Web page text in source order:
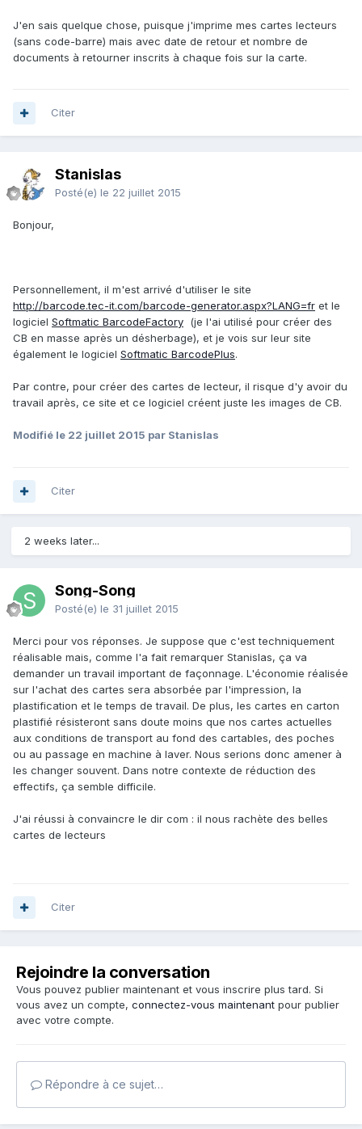
J'en sais quelque chose, puisque j'imprime mes cartes lecteurs
(sans code-barre) mais avec date de retour et nombre de
documents à retourner inscrits à chaque fois sur la carte.
Citer
Stanislas
Posté(e) le 22 juillet 2015
Bonjour,
Personnellement, il m'est arrivé d'utiliser le site
http://barcode.tec-it.com/barcode-generator.aspx?LANG=fr et le
logiciel Softmatic BarcodeFactory (je l'ai utilisé pour créer des
CB en masse après un désherbage), et je vois sur leur site
également le logiciel Softmatic BarcodePlus.
Par contre, pour créer des cartes de lecteur, il risque d'y avoir du
travail après, ce site et ce logiciel créent juste les images de CB.
Modifié le 22 juillet 2015 par Stanislas
Citer
2 weeks later...
Song-Song
Posté(e) le 31 juillet 2015
Merci pour vos réponses. Je suppose que c'est techniquement
réalisable mais, comme l'a fait remarquer Stanislas, ça va
demander un travail important de façonnage. L'économie réalisée
sur l'achat des cartes sera absorbée par l'impression, la
plastification et le temps de travail. De plus, les cartes en carton
plastifié résisteront sans doute moins que nos cartes actuelles
aux conditions de transport au fond des cartables, des poches
ou au passage en machine à laver. Nous serions donc amener à
les changer souvent. Dans notre contexte de réduction des
effectifs, ça semble difficile.
J'ai réussi à convaincre le dir com : il nous rachète des belles
cartes de lecteurs
Citer
Rejoindre la conversation
Vous pouvez publier maintenant et vous inscrire plus tard. Si
vous avez un compte, connectez-vous maintenant pour publier
avec votre compte.
Répondre à ce sujet…